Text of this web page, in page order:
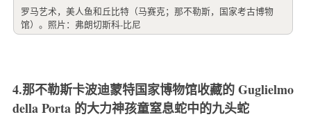
罗马艺术，美人鱼和丘比特（马赛克；那不勒斯，国家考古博物
馆）。照片：弗朗切斯科-比尼
4.那不勒斯卡波迪蒙特国家博物馆收藏的 Guglielmo
della Porta 的大力神孩童窒息蛇中的九头蛇